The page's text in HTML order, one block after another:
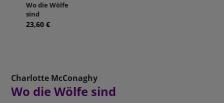
Wo die Wölfe
sind
23,60 €
Charlotte McConaghy
Wo die Wölfe sind